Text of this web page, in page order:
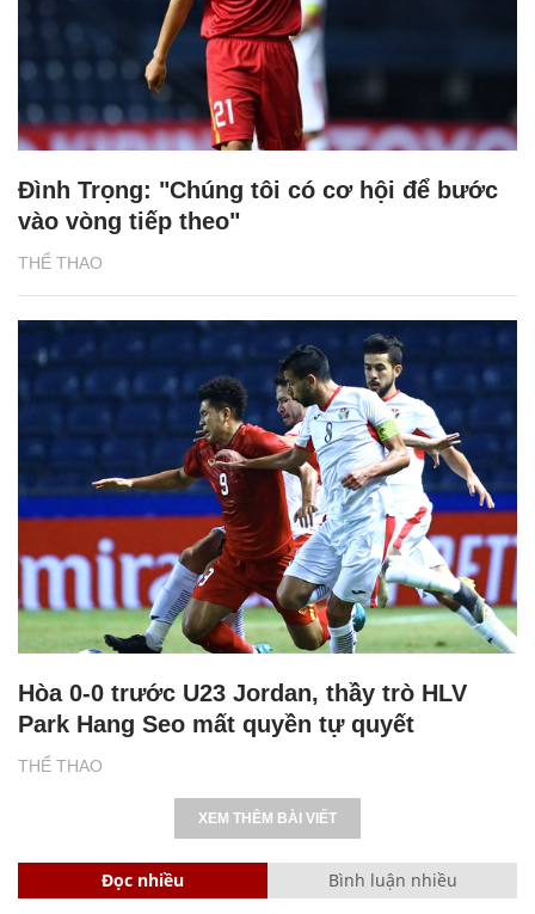
THỂ THAO
Đình Trọng: "Chúng tôi có cơ hội để bước
vào vòng tiếp theo"
THỂ THAO
Hòa 0-0 trước U23 Jordan, thầy trò HLV
Park Hang Seo mất quyền tự quyết
XEM THÊM BÀI VIẾT
Đọc nhiều Bình luận nhiều